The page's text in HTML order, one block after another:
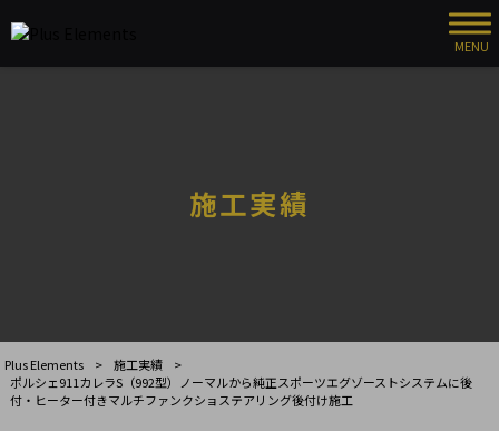
MENU
施工実績
Plus Elements > 施工実績
>
ポルシェ911カレラS（992型）ノーマルから純正スポーツエグゾーストシステムに後
付・ヒーター付きマルチファンクショステアリング後付け施工